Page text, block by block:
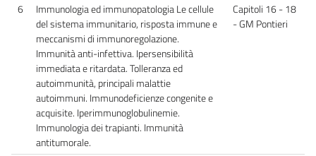
6
Immunologia ed immunopatologia Le cellule
del sistema immunitario, risposta immune e
meccanismi di immunoregolazione.
Immunità anti-infettiva. Ipersensibilità
immediata e ritardata. Tolleranza ed
autoimmunità, principali malattie
autoimmuni. Immunodeficienze congenite e
acquisite. Iperimmunoglobulinemie.
Immunologia dei trapianti. Immunità
antitumorale.
Capitoli 16 - 18
- GM Pontieri